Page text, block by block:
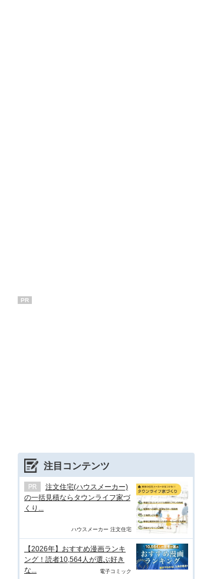
PR
注目コンテンツ
注文住宅(ハウスメーカー)
の一括見積ならタウンライフ家づ
くり...
ハウスメーカー 注文住宅
【2026年】おすすめ漫画ランキ
ング！読者10,564人が選ぶ好き
な...
電子コミック